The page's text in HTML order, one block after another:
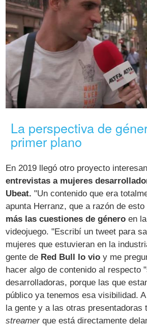
La perspectiva de
primer plano
En 2019 llegó otro proyecto
entrevistas a mujeres
Ubeat. "Un contenido que era
apunta Herranz, que a razón de
más las cuestiones de género en
videojuego. "Escribí un tweet para
mujeres que estuvieran en la
gente de Red Bull lo vio y me
hacer algo de contenido al respecto
desarrolladoras, porque las que
público ya tenemos esa visibilidad.
la gente y a las otras presentadoras
streamerque está directamente